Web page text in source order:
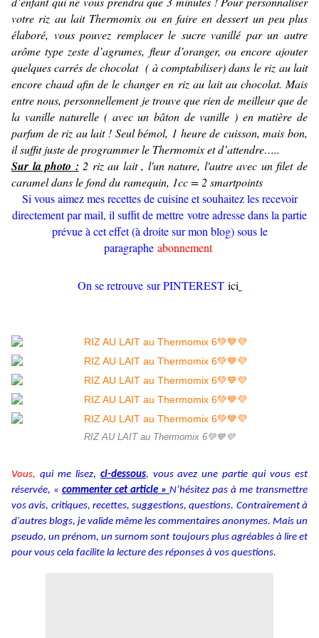
votre riz au lait Thermomix ou en faire en dessert un peu plus
élaboré, vous pouvez remplacer le sucre vanillé par un autre
arôme type zeste d’agrumes, fleur d’oranger, ou encore ajouter
quelques carrés de chocolat ( à comptabiliser) dans le riz au lait
encore chaud afin de le changer en riz au lait au chocolat. Mais
entre nous, personnellement je trouve que rien de meilleur que de
la vanille naturelle ( avec un bâton de vanille ) en matière de
parfum de riz au lait ! Seul bémol, 1 heure de cuisson, mais bon,
il suffit juste de programmer le Thermomix et d’attendre…..
Sur la photo : 2 riz au lait , l'un nature, l'autre avec un filet de
caramel dans le fond du ramequin, 1cc = 2 smartpoints
Si vous aimez mes recettes de cuisine et souhaitez les recevoir
directement par mail, il suffit de mettre votre adresse dans la partie
prévue à cet effet (à droite sur mon blog) sous le
paragraphe abonnement
On se retrouve sur PINTEREST ici
RIZ AU LAIT au Thermomix 6💚💙💜
Vous, qui me lisez, ci-dessous, vous avez une partie qui vous est
réservée, « commenter cet article » N’hésitez pas à me transmettre
vos avis, critiques, recettes, suggestions, questions. Contrairement à
d'autres blogs, je valide même les commentaires anonymes. Mais un
pseudo, un prénom, un surnom sont toujours plus agréables à lire et
pour vous cela facilite la lecture des réponses à vos questions.